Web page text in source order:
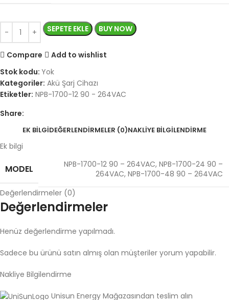
SEPETE EKLE BUY NOW
Compare
Add to wishlist
Stok kodu: Yok
Kategoriler: Akü Şarj Cihazı
Etiketler: NPB-1700-12 90 - 264VAC
Share:
EK BILGIDEĞERLENDIRMELER (0)NAKLIYE BILGILENDIRME
Ek bilgi
MODEL NPB-1700-12 90 – 264VAC, NPB-1700-24 90 –
264VAC, NPB-1700-48 90 – 264VAC
Değerlendirmeler (0)
Değerlendirmeler
Henüz değerlendirme yapılmadı.
Sadece bu ürünü satın almış olan müşteriler yorum yapabilir.
Nakliye Bilgilendirme
Unisun Energy Mağazasından teslim alın